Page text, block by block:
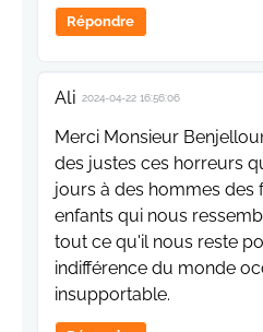
Répondre
Ali 2024-04-22 16:56:06
Merci Monsieur
des justes ces horreurs
jours à des hommes des
enfants qui nous
tout ce qu'il nous reste
indifférence du monde
insupportable.